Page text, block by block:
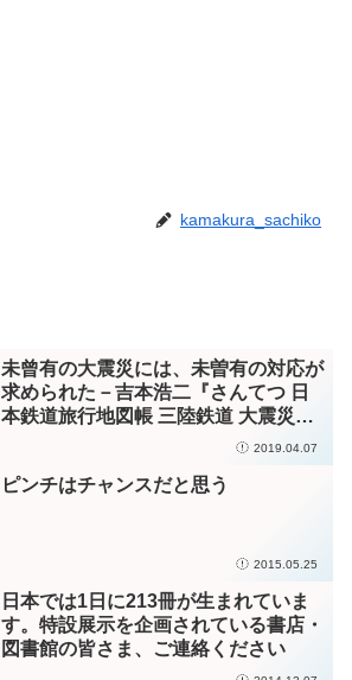
kamakura_sachiko
未曾有の大震災には、未曽有の対応が
求められた－吉本浩二『さんてつ 日
本鉄道旅行地図帳 三陸鉄道 大震災の
2019.04.07
ピンチはチャンスだと思う
2015.05.25
日本では1日に213冊が生まれていま
す。特設展示を企画されている書店・
図書館の皆さま、ご連絡ください